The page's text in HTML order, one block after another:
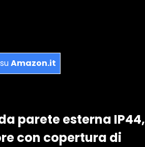
Amazon.it
parete esterna IP44,
con copertura di